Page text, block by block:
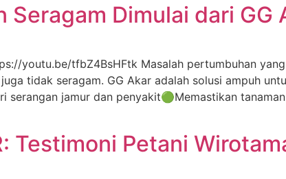
Dimulai dari GG
youtu.be/tfbZ4BsHFtk Masalah pertumbuhan
tidak seragam. GG Akar adalah solusi ampuh
jamur dan penyakit🟢Memastikan
Testimoni Petani